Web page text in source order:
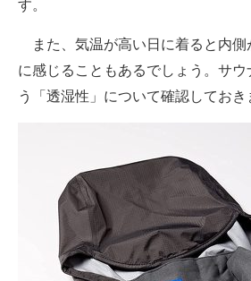
す。
また、気温が高い日に着ると内側
に感じることもあるでしょう。サウ
う「透湿性」について確認しておき